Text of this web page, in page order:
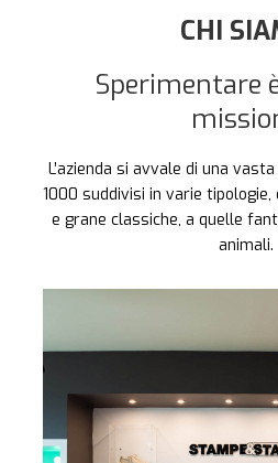
CHI
Sperimentare
L’azienda si avvale di una
1000 suddivisi in varie tipologie,
e grane classiche, a quelle
animali.